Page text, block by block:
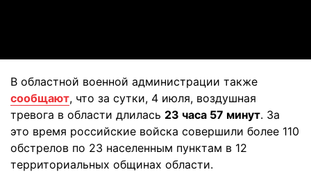
В областной военной администрации также
сообщают, что за сутки, 4 июля, воздушная
тревога в области длилась 23 часа 57 минут. За
это время российские войска совершили более 110
обстрелов по 23 населенным пунктам в 12
территориальных общинах области.